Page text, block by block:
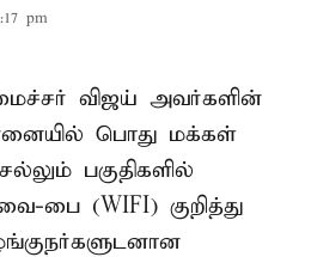
pm
விஜய் அவர்களின்
பொது மக்கள்
பகுதிகளில்
பை (WIFI) குறித்து